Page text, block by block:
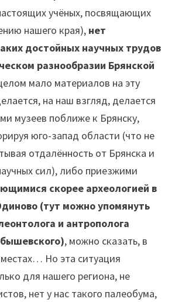
учёных, посвящающих
нашего края),нет
достойных научных трудов
разнообразии Брянской
мало материалов на эту
на наш взгляд, делается
музеев поближе к Брянску,
юго-запад области (что не
отдалённость от Брянска и
сил), либо приезжими
скорее археологией в
(тут можно упомянуть
и антрополога
, можно сказать, в
Но эта ситуация
для нашего региона, не
нет у нас такого палеобума,